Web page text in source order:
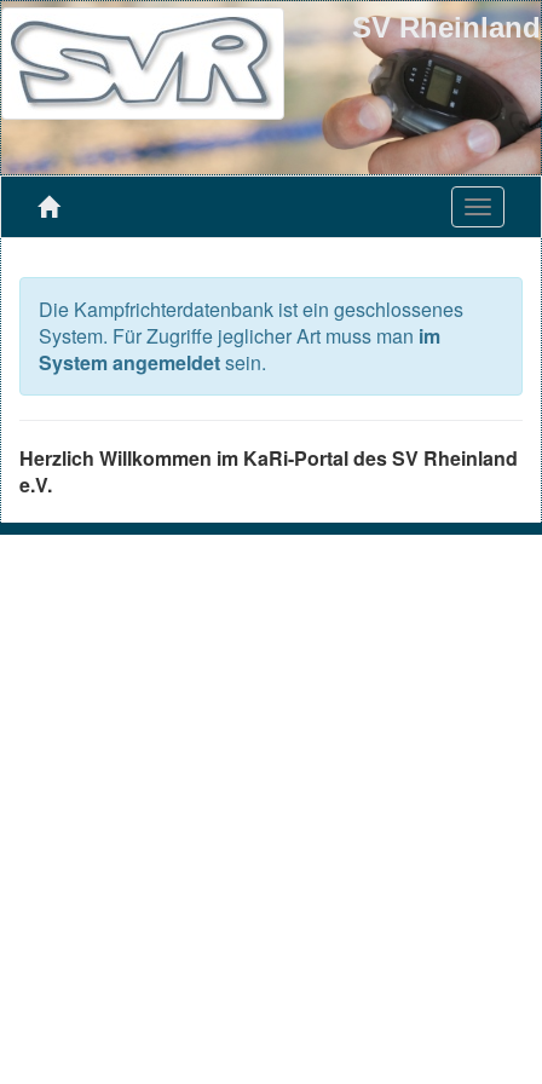
SV Rheinland
Die Kampfrichterdatenbank ist ein geschlossenes
System. Für Zugriffe jeglicher Art muss man im
System angemeldetsein.
Herzlich Willkommen im KaRi-Portal des SV Rheinland
e.V.